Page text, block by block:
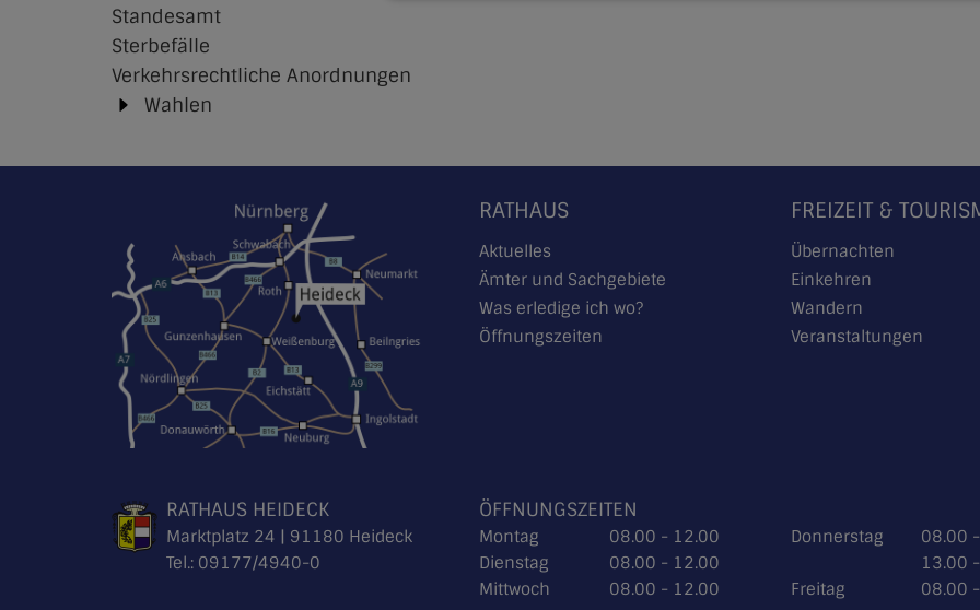
Standesamt
Sterbefälle
Verkehrsrechtliche Anordnungen
Wahlen
RATHAUS
Aktuelles
Ämter und Sachgebiete
Was erledige ich wo?
Öffnungszeiten
FREIZEIT &
Übernachten
Einkehren
Wandern
Veranstaltungen
RATHAUS HEIDECK
Marktplatz 24 | 91180 Heideck
Tel.: 09177/4940-0
ÖFFNUNGSZEITEN
Montag
08.00 - 12.00
Dienstag
08.00 - 12.00
Mittwoch
08.00 - 12.00
Donnerstag
08.00
13.00
Freitag
08.00